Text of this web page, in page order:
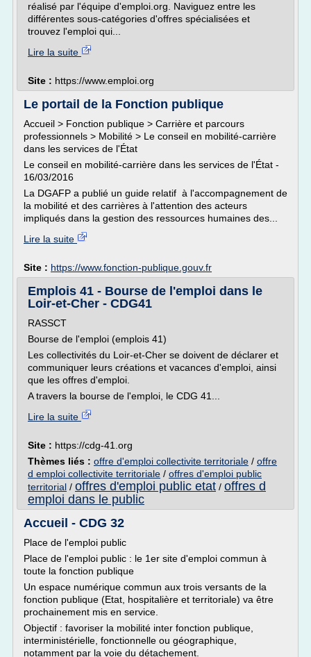
réalisé par l'équipe d'emploi.org. Naviguez entre les
différentes sous-catégories d'offres spécialisées et
trouvez l'emploi qui...
Lire la suite
Site : https://www.emploi.org
Le portail de la Fonction publique
Accueil > Fonction publique > Carrière et parcours
professionnels > Mobilité > Le conseil en mobilité-carrière
dans les services de l'État
Le conseil en mobilité-carrière dans les services de l'État -
16/03/2016
La DGAFP a publié un guide relatif à l'accompagnement de
la mobilité et des carrières à l'attention des acteurs
impliqués dans la gestion des ressources humaines des...
Lire la suite
Site : https://www.fonction-publique.gouv.fr
Emplois 41 - Bourse de l'emploi dans le
Loir-et-Cher - CDG41
RASSCT
Bourse de l'emploi (emplois 41)
Les collectivités du Loir-et-Cher se doivent de déclarer et
communiquer leurs créations et vacances d'emploi, ainsi
que les offres d'emploi.
A travers la bourse de l'emploi, le CDG 41...
Lire la suite
Site : https://cdg-41.org
Thèmes liés : offre d'emploi collectivite territoriale / offre
d emploi collectivite territoriale / offres d'emploi public
territorial / offres d'emploi public etat / offres d
emploi dans le public
Accueil - CDG 32
Place de l'emploi public
Place de l'emploi public : le 1er site d'emploi commun à
toute la fonction publique
Un espace numérique commun aux trois versants de la
fonction publique (Etat, hospitalière et territoriale) va être
prochainement mis en service.
Objectif : favoriser la mobilité inter fonction publique,
interministérielle, fonctionnelle ou géographique,
notamment par la voie du détachement.